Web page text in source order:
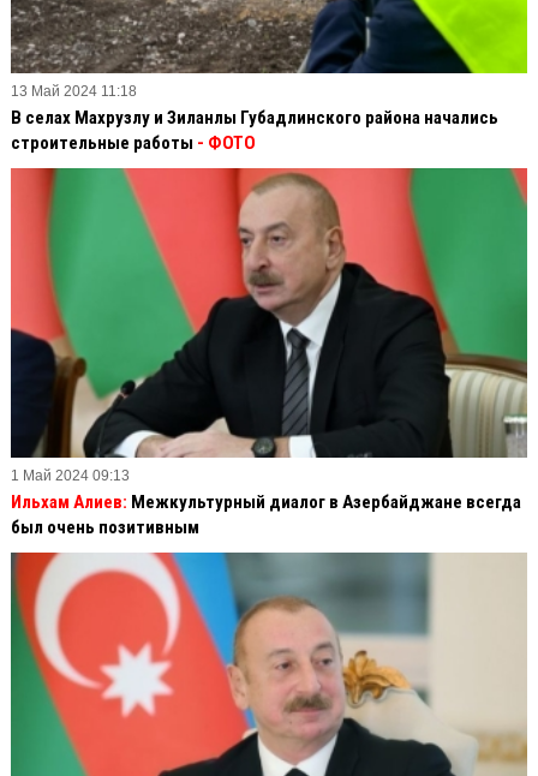
13 Май 2024 11:18
В селах Махрузлу и Зиланлы Губадлинского района начались
строительные работы - ФОТО
1 Май 2024 09:13
Ильхам Алиев: Межкультурный диалог в Азербайджане всегда
был очень позитивным